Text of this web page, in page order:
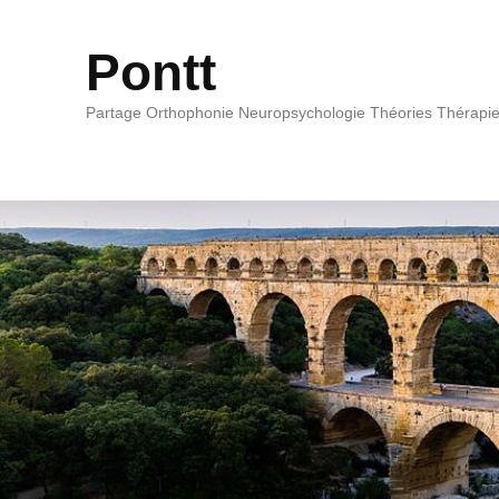
Pontt
Partage Orthophonie Neuropsychologie Théories